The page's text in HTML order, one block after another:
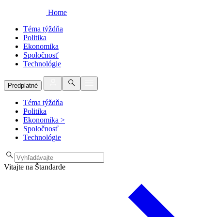
Home
Téma týždňa
Politika
Ekonomika
Spoločnosť
Technológie
Predplatné
Téma týždňa
Politika
Ekonomika >
Spoločnosť
Technológie
Vitajte na Štandarde